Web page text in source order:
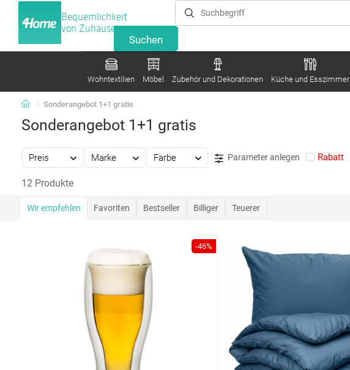
Bequemlichkeit
von Zuhause
Wohntextilien Möbel Zubehör und Dekorationen Küche und Esszimmer
Sonderangebot 1+1 gratis
Sonderangebot 1+1 gratis
Preis Marke Farbe Parameter anlegen Rabatt
12 Produkte
Wir empfehlen Favoriten Bestseller Billiger Teuerer
-46%